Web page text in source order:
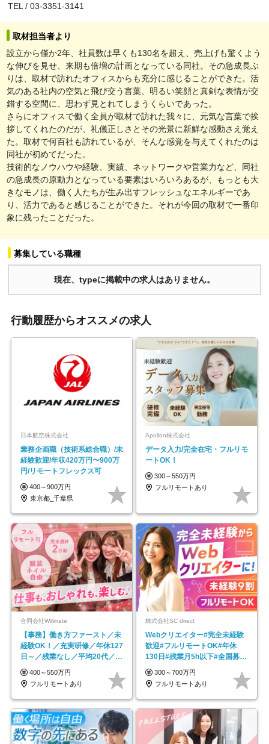
TEL / 03-3351-3141
取材担当者より
設立から僅か2年、社員数は早くも130名を超え、売上げも驚くよう
な伸びを見せ、来期も倍増の計画となっている同社。その急成長ぶ
りは、取材で訪れたオフィスからも充分に感じることができた。活
気のある社内の空気と飛び交う言葉、明るい笑顔と真剣な表情が交
錯する空間に、思わず見とれてしまうくらいであった。
さらにオフィスで働く全員が取材で訪れた我々に、元気な言葉で挨
拶してくれたのだが、礼儀正しさとその光景に新鮮な感動さえ覚え
た。取材で何百社も訪れているが、そんな感覚を与えてくれたのは
同社が初めてだった。
技術的なノウハウや経験、実績、ネットワークや営業力など、同社
の急成長の原動力となっている要素はいろいろあるが、もっとも大
きなモノは、働く人たちが生み出すフレッシュなエネルギーであ
り、活力であると感じることができた。それが今回の取材で一番印
象に残ったことだった。
募集している職種
現在、typeに掲載中の求人はありません。
行動履歴からオススメの求人
日本航空株式会社
業務企画職（技術系総合職）/未
経験歓迎/年収420万円〜900万
円/リモートフレックス可
400～900万円
東京都_千葉県
Apollon株式会社
データ入力/完全在宅・フルリモ
ートOK！
300～550万円
フルリモートあり
合同会社Willmate
【事務】働き方ファースト／未
経験OK！／充実研修／年休127
日～／残業なし／平均20代／リ
モートOK
400～550万円
フルリモートあり
株式会社SC direct
Webクリエイター#完全未経験
歓迎#フルリモートOK#年休
130日#残業月5h以下#全国募集
#最大1年の研修
300～700万円
フルリモートあり